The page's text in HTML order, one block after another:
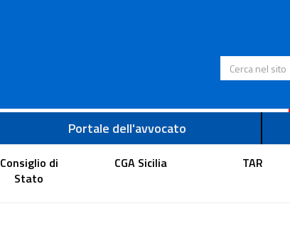
Cerca nel sito
Portale dell'avvocato
Consiglio di
Stato
CGA Sicilia TAR